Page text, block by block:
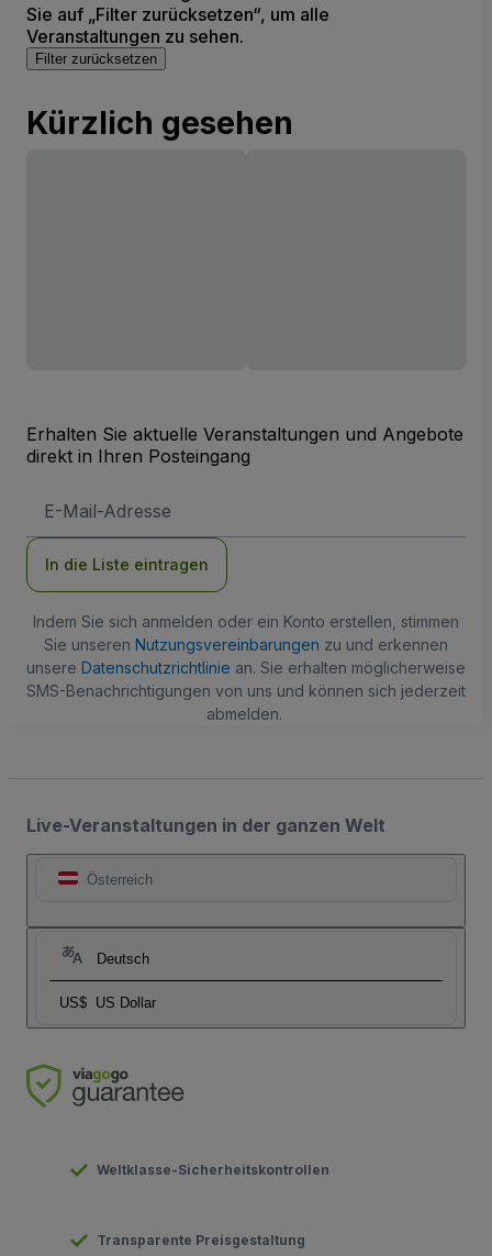
Sie auf „Filter zurücksetzen“, um alle
Veranstaltungen zu sehen.
Filter zurücksetzen
Kürzlich gesehen
Erhalten Sie aktuelle Veranstaltungen und Angebote
direkt in Ihren Posteingang
Mail-
In die Liste eintragen
Indem Sie sich anmelden oder ein Konto erstellen, stimmen
Sie unseren Nutzungsvereinbarungen zu und erkennen
unsere Datenschutzrichtlinie an. Sie erhalten möglicherweise
SMS-Benachrichtigungen von uns und können sich jederzeit
abmelden.
Live-Veranstaltungen in der ganzen Welt
Österreich
Deutsch
US$ US Dollar
Weltklasse-Sicherheitskontrollen
Transparente Preisgestaltung